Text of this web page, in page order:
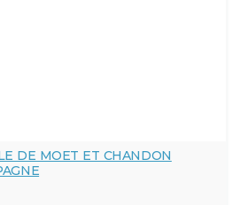
DE MOET ET CHANDON